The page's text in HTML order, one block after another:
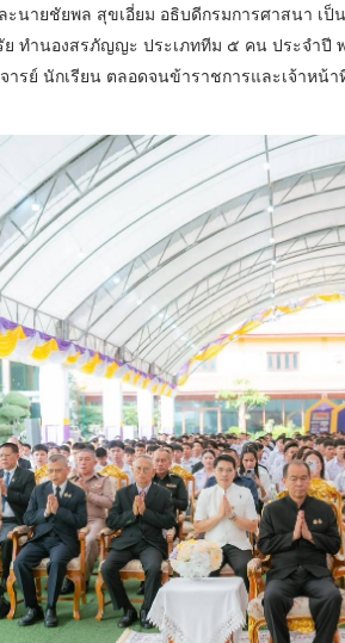
ะนายชัยพล สุขเอี่ยม อธิบดีกรมการศาสนา เ
ทำนองสรภัญญะ ประเภททีม ๕ คน ประจำปี
รย์ นักเรียน ตลอดจนข้าราชการและเจ้าหน้า